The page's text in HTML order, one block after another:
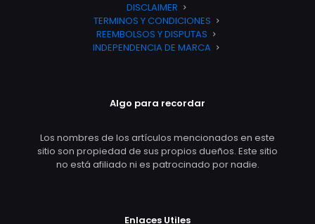
DISCLAIMER
TERMINOS Y CONDICIONES
REEMBOLSOS Y DISPUTAS
INDEPENDENCIA DE MARCA
Algo para recordar
Los nombres de los artículos mencionados en este
sitio son propiedad de sus propios dueños. Este sitio
no está afiliado ni es patrocinado por nadie.
Enlaces Utiles